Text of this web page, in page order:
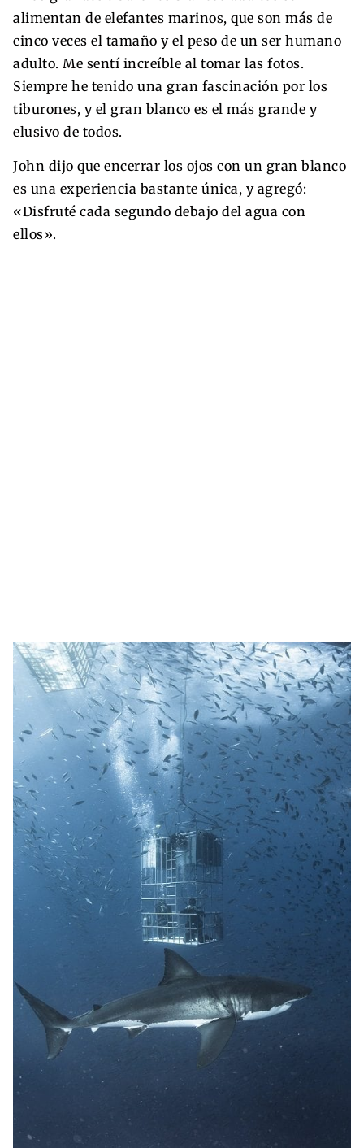
alimentan de elefantes marinos, que son más de
cinco veces el tamaño y el peso de un ser humano
adulto. Me sentí increíble al tomar las fotos.
Siempre he tenido una gran fascinación por los
tiburones, y el gran blanco es el más grande y
elusivo de todos.
John dijo que encerrar los ojos con un gran blanco
es una experiencia bastante única, y agregó:
«Disfruté cada segundo debajo del agua con
ellos».